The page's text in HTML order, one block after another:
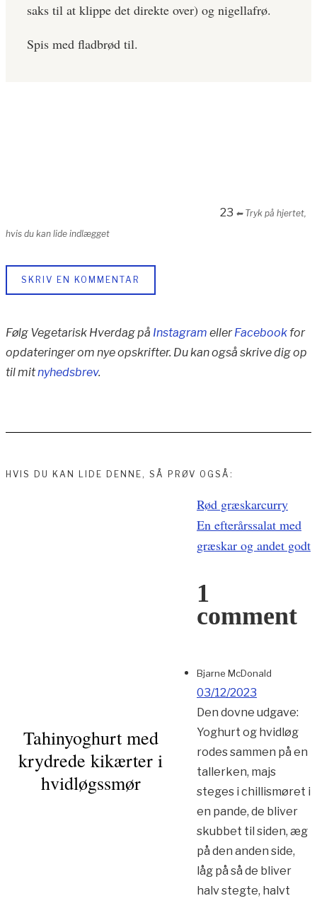
saks til at klippe det direkte over) og nigellafrø.
Spis med fladbrød til.
23 ⬅︎ Tryk på hjertet,
hvis du kan lide indlægget
SKRIV EN KOMMENTAR
Følg Vegetarisk Hverdag på Instagram ellerFacebook for
opdateringer om nye opskrifter. Du kan også skrive dig op
til mitnyhedsbrev.
HVIS DU KAN LIDE DENNE, SÅ PRØV OGSÅ:
Tahinyoghurt med
krydrede kikærter i
hvidløgssmør
IndlægsnavigationRød græskarcurry
En efterårssalat med
græskar og andet godt
1
comment
Bjarne McDonald
03/12/2023
Den dovne udgave:
Yoghurt og hvidløg
rodes sammen på en
tallerken, majs
steges i chillismøret i
en pande, de bliver
skubbet til siden, æg
på den anden side,
låg på så de bliver
halv stegte, halvt